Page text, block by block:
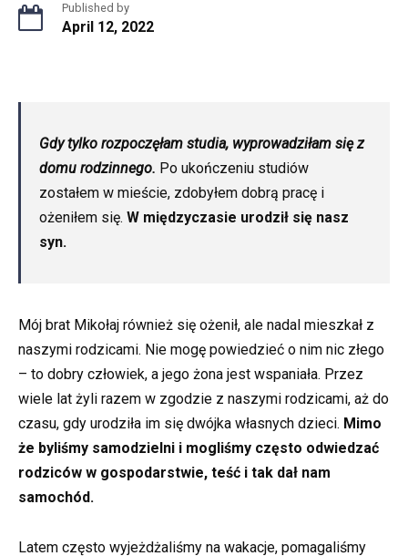
Published by
April 12, 2022
Gdy tylko rozpoczęłam studia, wyprowadziłam się z
domu rodzinnego. Po ukończeniu studiów
zostałem w mieście, zdobyłem dobrą pracę i
ożeniłem się. W międzyczasie urodził się nasz
syn.
Mój brat Mikołaj również się ożenił, ale nadal mieszkał z
naszymi rodzicami. Nie mogę powiedzieć o nim nic złego
– to dobry człowiek, a jego żona jest wspaniała. Przez
wiele lat żyli razem w zgodzie z naszymi rodzicami, aż do
czasu, gdy urodziła im się dwójka własnych dzieci. Mimo
że byliśmy samodzielni i mogliśmy często odwiedzać
rodziców w gospodarstwie, teść i tak dał nam
samochód.
Latem często wyjeżdżaliśmy na wakacje, pomagaliśmy